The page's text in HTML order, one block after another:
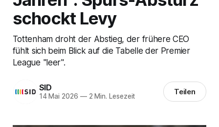
schockt Levy
Tottenham droht der Abstieg, der frühere CEO
fühlt sich beim Blick auf die Tabelle der Premier
League "leer".
SID
14 Mai 2026 —2 Min. Lesezeit Teilen